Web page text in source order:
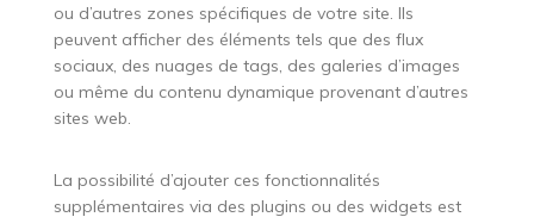
ou d’autres zones spécifiques de votre site. Ils
peuvent afficher des éléments tels que des flux
sociaux, des nuages de tags, des galeries d’images
ou même du contenu dynamique provenant d’autres
sites web.
La possibilité d’ajouter ces fonctionnalités
supplémentaires via des plugins ou des widgets est